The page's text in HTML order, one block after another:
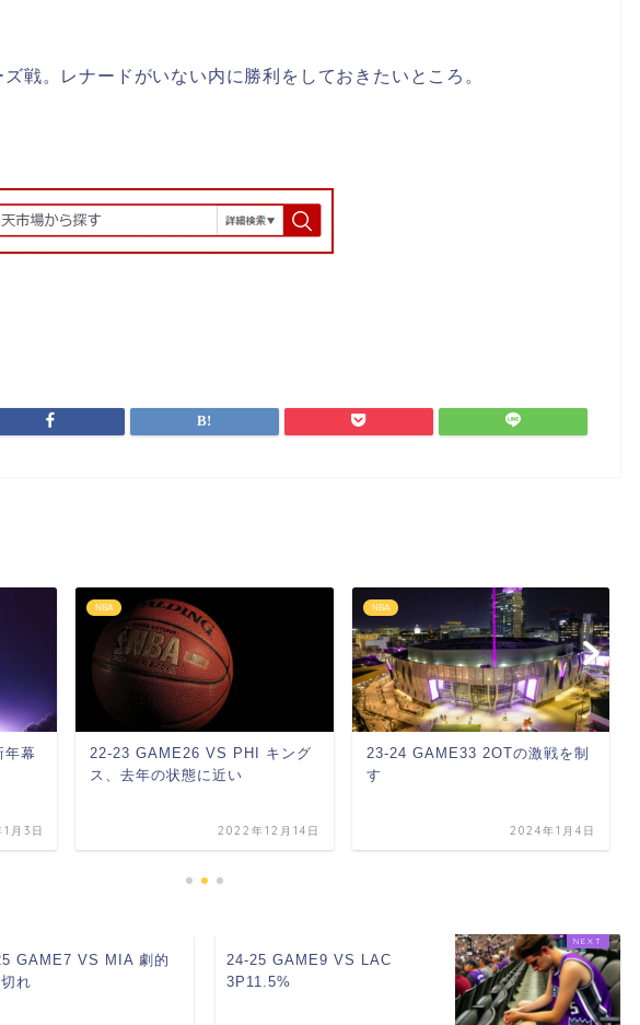
戦。レナードがいない内に勝利をしておきたいところ。
幕
月3日
NBA
22-23 GAME26 VS PHI キング
ス、去年の状態に近い
2022年12月14日
NBA
23-24 GAME33 2OTの激戦を制
す
2024年1月4日
GAME7 VS MIA 劇的
れ
24-25 GAME9 VS LAC
3P11.5%